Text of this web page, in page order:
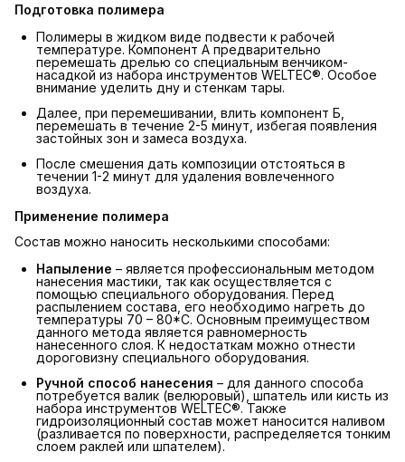
Подготовка полимера
Полимеры в жидком виде подвести к рабочей
температуре. Компонент А предварительно
перемешать дрелью со специальным венчиком-
насадкой из набора инструментов WELTEC®. Особое
внимание уделить дну и стенкам тары.
Далее, при перемешивании, влить компонент Б,
перемешать в течение 2-5 минут, избегая появления
застойных зон и замеса воздуха.
После смешения дать композиции отстояться в
течении 1-2 минут для удаления вовлеченного
воздуха.
Применение полимера
Состав можно наносить несколькими способами:
Напыление – является профессиональным методом
нанесения мастики, так как осуществляется с
помощью специального оборудования. Перед
распылением состава, его необходимо нагреть до
температуры 70 – 80*С. Основным преимуществом
данного метода является равномерность
нанесенного слоя. К недостаткам можно отнести
дороговизну специального оборудования.
Ручной способ нанесения – для данного способа
потребуется валик (велюровый), шпатель или кисть из
набора инструментов WELTEC®. Также
гидроизоляционный состав может наносится наливом
(разливается по поверхности, распределяется тонким
слоем раклей или шпателем).